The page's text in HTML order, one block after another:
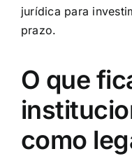
jurídica para
prazo.
O que
como